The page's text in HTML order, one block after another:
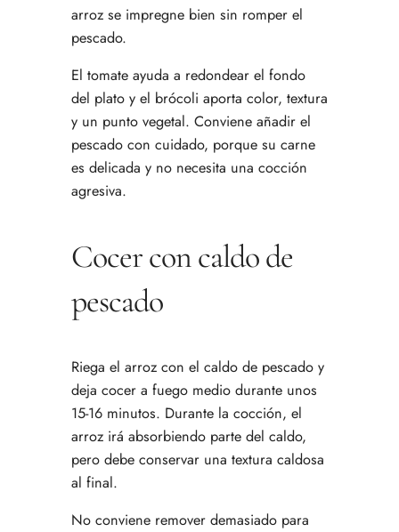
arroz se impregne bien sin romper el
pescado.
El tomate ayuda a redondear el fondo
del plato y el brócoli aporta color, textura
y un punto vegetal. Conviene añadir el
pescado con cuidado, porque su carne
es delicada y no necesita una cocción
agresiva.
Cocer con caldo de
pescado
Riega el arroz con el caldo de pescado y
deja cocer a fuego medio durante unos
15-16 minutos. Durante la cocción, el
arroz irá absorbiendo parte del caldo,
pero debe conservar una textura caldosa
al final.
No conviene remover demasiado para